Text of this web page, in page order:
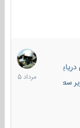
2
مرداد
1405